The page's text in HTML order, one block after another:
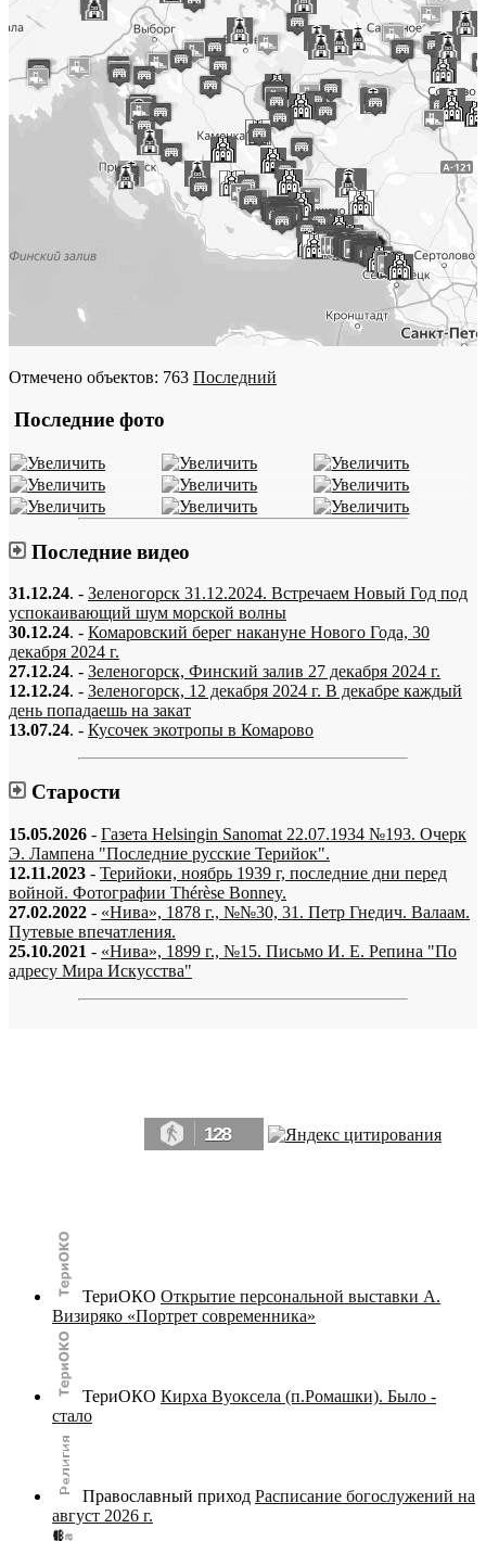
Отмечено объектов: 763 Последний
Последние фото
Последние видео
31.12.24. - Зеленогорск 31.12.2024. Встречаем Новый Год под
успокаивающий шум морской волны
30.12.24. - Комаровский берег накануне Нового Года, 30
декабря 2024 г.
27.12.24. - Зеленогорск, Финский залив 27 декабря 2024 г.
12.12.24. - Зеленогорск, 12 декабря 2024 г. В декабре каждый
день попадаешь на закат
13.07.24. - Кусочек экотропы в Комарово
Старости
15.05.2026 - Газета Helsingin Sanomat 22.07.1934 №193. Очерк
Э. Лампена "Последние русские Терийок".
12.11.2023 - Терийоки, ноябрь 1939 г, последние дни перед
войной. Фотографии Thérèse Bonney.
27.02.2022 - «Нива», 1878 г., №№30, 31. Петр Гнедич. Валаам.
Путевые впечатления.
25.10.2021 - «Нива», 1899 г., №15. Письмо И. Е. Репина "По
адресу Мира Искусства"
128
ТериОКО Открытие персональной выставки А.
Визиряко «Портрет современника»
ТериОКО Кирха Вуоксела (п.Ромашки). Было -
стало
Православный приход Расписание богослужений на
август 2026 г.